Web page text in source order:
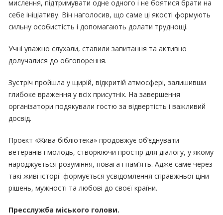
мислення, підтримувати одне одного і не боятися брати на
себе ініціативу. Він наголосив, що саме ці якості формують
сильну особистість і допомагають долати труднощі.
Учні уважно слухали, ставили запитання та активно
долучалися до обговорення.
Зустріч пройшла у щирій, відкритій атмосфері, залишивши
глибоке враження у всіх присутніх. На завершення
організатори подякували гостю за відвертість і важливий
досвід.
Проєкт «Жива бібліотека» продовжує об’єднувати
ветеранів і молодь, створюючи простір для діалогу, у якому
народжується розуміння, повага і пам’ять. Адже саме через
такі живі історії формується усвідомлення справжньої ціни
рішень, мужності та любові до своєї країни.
Пресслужба міського голови.